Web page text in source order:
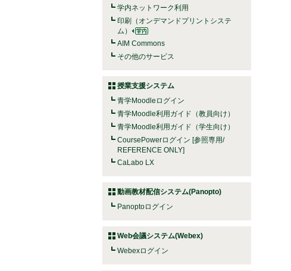
学内ネットワーク利用
印刷（オンデマンドプリントシステ
ム）
AIM Commons
その他のサービス
授業支援システム
青学Moodleログイン
青学Moodle利用ガイド（教員向け）
青学Moodle利用ガイド（学生向け）
CoursePowerログイン [参照専用/
REFERENCE ONLY]
CaLabo LX
動画教材配信システム(Panopto)
Panoptoログイン
Web会議システム(Webex)
Webexログイン